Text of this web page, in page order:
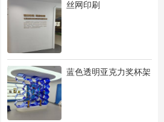
丝网印刷
蓝色透明亚克力奖杯架